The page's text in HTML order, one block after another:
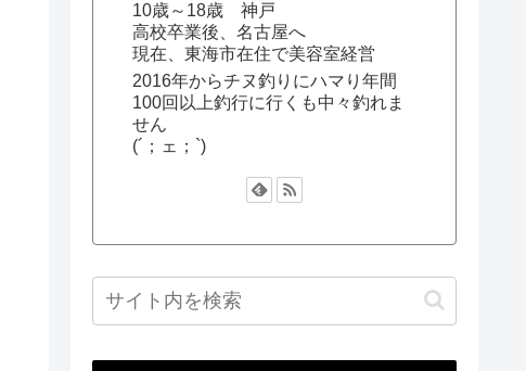
10歳～18歳 神戸
高校卒業後、名古屋へ
現在、東海市在住で美容室経営
2016年からチヌ釣りにハマり年間
100回以上釣行に行くも中々釣れま
せん
(´；ェ；`)